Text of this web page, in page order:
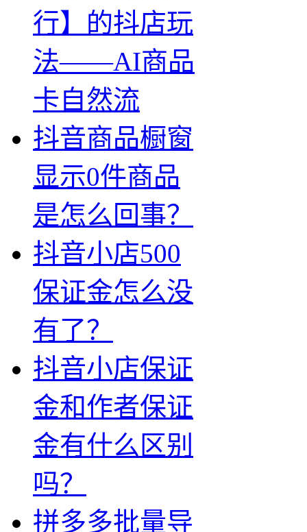
行】的抖店玩
法——AI商品
卡自然流
抖音商品橱窗
显示0件商品
是怎么回事？
抖音小店500
保证金怎么没
有了？
抖音小店保证
金和作者保证
金有什么区别
吗？
拼多多批量导